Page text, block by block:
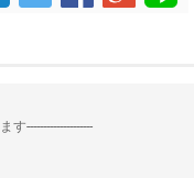
す--------------------